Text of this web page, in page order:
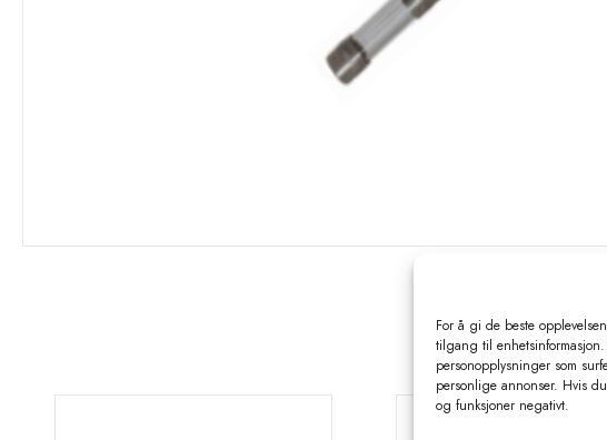
For å gi de beste
tilgang til
personopplysninger som
personlige annonser. Hvis
og funksjoner negativt.